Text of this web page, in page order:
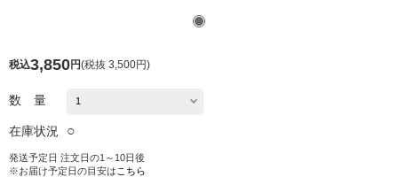
税込3,850円(税抜 3,500円)
数 量
在庫状況 ○
発送予定日 注文日の1～10日後
※お届け予定日の目安は こちら